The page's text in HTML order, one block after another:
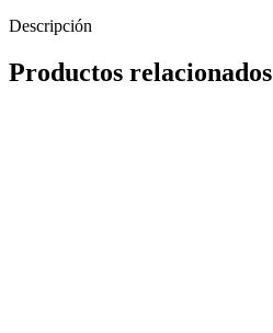
Descripción
Productos relacionados